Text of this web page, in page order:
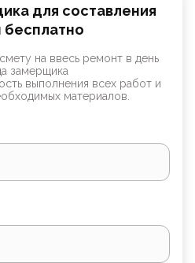
для составления
бесплатно
на ввесь ремонт в день
замерщика
выполнения всех работ и
материалов.